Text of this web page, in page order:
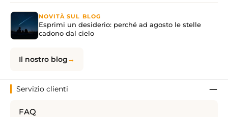
NOVITÀ SUL BLOG
Esprimi un desiderio: perché ad agosto le stelle
cadono dal cielo
Il nostro blog
Servizio clienti
FAQ